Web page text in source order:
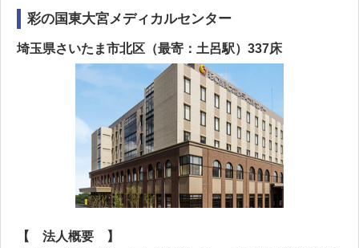
彩の国東大宮メディカルセンター
埼玉県さいたま市北区（最寄：土呂駅）337床
【 法人概要 】